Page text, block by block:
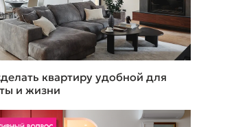
квартиру удобной для
и жизни